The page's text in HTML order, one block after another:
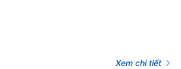
Xem chi tiết